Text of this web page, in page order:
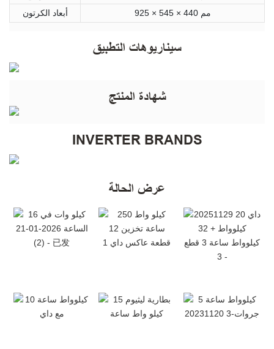
أبعاد الكرتون
925 × 545 × 440 مم
سيناريوهات التطبيق
شهادة المنتج
INVERTER BRANDS
عرض الحالة